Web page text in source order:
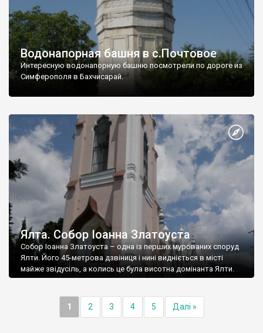
Водонапорная башня в с.Почтовое
Интересную водонапорную башню посмотрели по дороге из
Симферополя в Бахчисарай.
Ялта. Собор Іоанна Златоуста
Собор Іоанна Златоуста – одна із перших мурованих споруд
Ялти. Його 45-метрова дзвіниця і нині видніється в місті
майже звідусіль, а колись це була висотна домінанта Ялти.
1 2 3 4 5 Далі »